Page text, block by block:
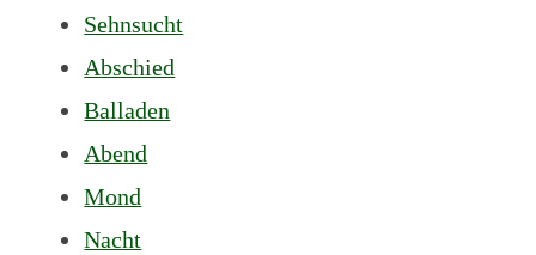
Sehnsucht
Abschied
Balladen
Abend
Mond
Nacht